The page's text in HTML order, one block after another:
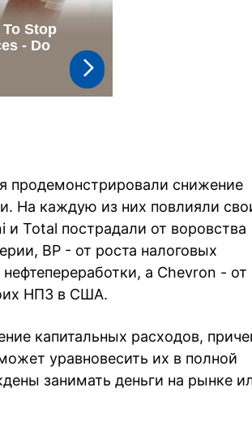
продемонстрировали снижение
На каждую из них повлияли
Total пострадали от воровства
BP - от роста налоговых
а Chevron - от
НПЗ в США.
капитальных расходов,
уравновесить их в полной
занимать деньги на рынке